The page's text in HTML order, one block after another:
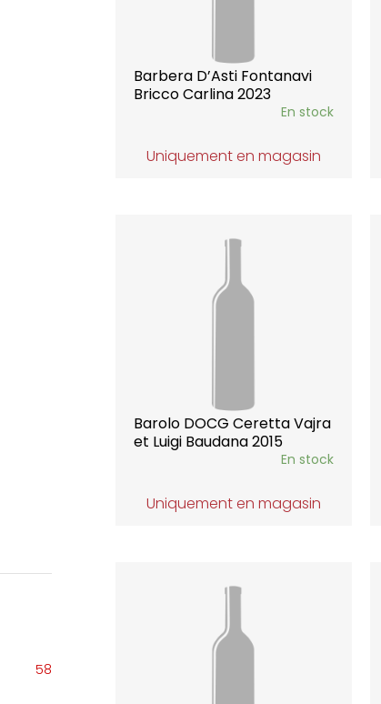
Barbera D’Asti Fontanavi
Bricco Carlina 2023
En stock
Uniquement en magasin
Barolo DOCG Ceretta Vajra
et Luigi Baudana 2015
En stock
Uniquement en magasin
58